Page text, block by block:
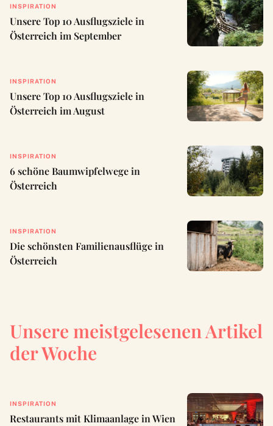
INSPIRATION
Unsere Top 10 Ausflugsziele in
Österreich im September
INSPIRATION
Unsere Top 10 Ausflugsziele in
Österreich im August
INSPIRATION
6 schöne Baumwipfelwege in
Österreich
INSPIRATION
Die schönsten Familienausflüge in
Österreich
Unsere meistgelesenen Artikel
der Woche
INSPIRATION
Restaurants mit Klimaanlage in Wien